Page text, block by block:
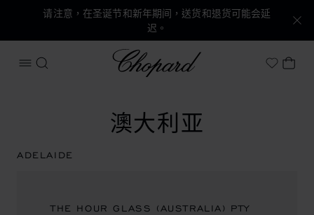
请注意，在圣诞节和新年期间，送货和退货可能会延
迟。
打开菜单
搜索
Chopard
My我
澳大利亚
ADELAIDE
THE HOUR GLASS (AUSTRALIA) PTY